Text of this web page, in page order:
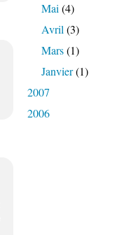
Mai (4)
Avril (3)
Mars(1)
Janvier(1)
2007
2006